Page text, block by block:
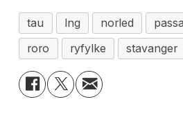
tau lng norled
roro
ryfylke stavanger